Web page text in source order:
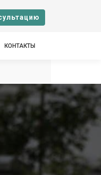
КОНТАКТЫ